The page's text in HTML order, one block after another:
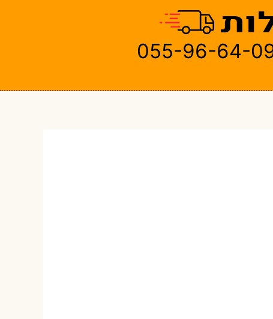
055-96-64-